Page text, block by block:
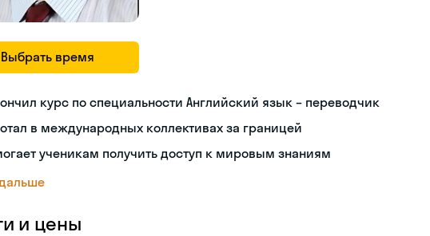
Выбрать время
курс по специальности Английский язык – переводчик
в международных коллективах за границей
ученикам получить доступ к мировым знаниям
и цены